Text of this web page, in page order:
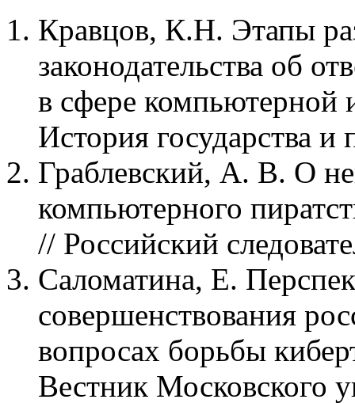
Кравцов, К.Н. Этапы
законодательства об
в сфере
История государства
Граблевский, А. В. О
компьютерного
// Российский
Саломатина, Е.
совершенствования
вопросах борьбы
Вестник Московского